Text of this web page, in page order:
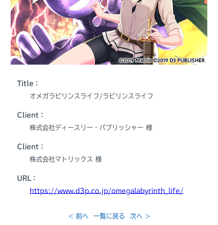
Title：
オメガラビリンスライフ/ラビリンスライフ
Client：
株式会社ディースリー・パブリッシャー 様
Client：
株式会社マトリックス 様
URL：
https://www.d3p.co.jp/omegalabyrinth_life/
< 前へ 一覧に戻る 次へ >